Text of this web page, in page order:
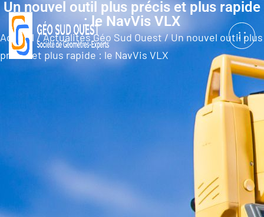
Un nouvel outil plus précis et plus rapide
: le NavVis VLX
Accueil/Actualités Géo Sud Ouest/Un nouvel outil plus
précis et plus rapide : le NavVis VLX